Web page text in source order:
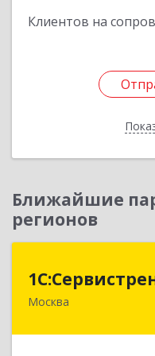
Клиентов на
Ближайшие
регионов
Москва
107023, Москва г,